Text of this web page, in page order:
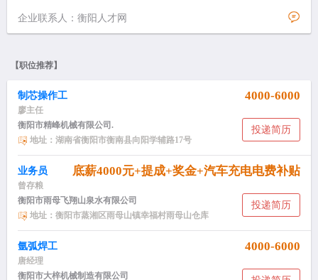
企业联系人：衡阳人才网
【职位推荐】
制芯操作工 4000-6000
廖主任
投递简历
衡阳市精峰机械有限公司.
地址：湖南省衡阳市衡南县向阳学辅路17号
业务员 底薪4000元+提成+奖金+汽车充电电费补贴
曾存粮
投递简历
衡阳市雨母飞翔山泉水有限公司
地址：衡阳市蒸湘区雨母山镇幸福村雨母山仓库
氩弧焊工 4000-6000
唐经理
衡阳市大梓机械制造有限公司